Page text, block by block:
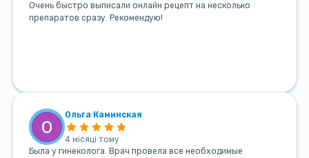
Очень быстро выписали онлайн рецепт на несколько
препаратов сразу. Рекомендую!
Ольга Каминская
4 місяці тому
Была у гинеколога. Врач провела все необходимые